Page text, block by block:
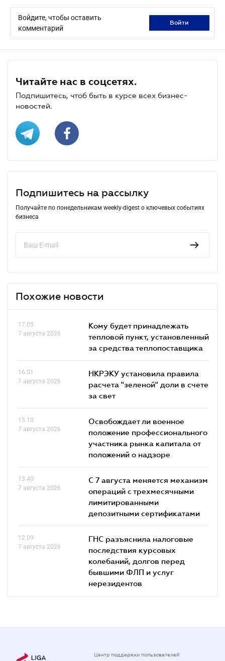
Войдите, чтобы оставить
комментарий
войти
Читайте нас в соцсетях.
Подпишитесь, чтоб быть в курсе всех бизнес-
новостей.
Подпишитесь на рассылку
Получайте по понедельникам weekly-digest о ключевых событиях
бизнеса
Похожие новости
17.05
7 августа 2026
Кому будет принадлежать
тепловой пункт, установленный
за средства теплопоставщика
16.01
7 августа 2026
НКРЭКУ установила правила
расчета "зеленой" доли в счете
за свет
15.10
7 августа 2026
Освобождает ли военное
положение профессионального
участника рынка капитала от
положений о надзоре
13.40
7 августа 2026
С 7 августа меняется механизм
операций с трехмесячными
лимитированными
депозитными сертификатами
12.09
7 августа 2026
ГНС разъяснила налоговые
последствия курсовых
колебаний, долгов перед
бывшими ФЛП и услуг
нерезидентов
Центр поддержки пользователей